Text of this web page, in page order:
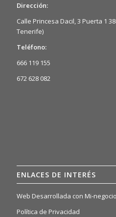
Dirección:
Calle Princesa Dacil, 3 Puerta 1
Tenerife)
Teléfono:
666 119 155
672 628 082
ENLACES DE INTERÉS
Web Desarrollada con Mi-
Política de Privacidad